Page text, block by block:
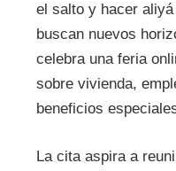
el salto y hacer
buscan nuevos
celebra una feria
sobre vivienda,
beneficios
La cita aspira a